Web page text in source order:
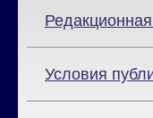
Условия